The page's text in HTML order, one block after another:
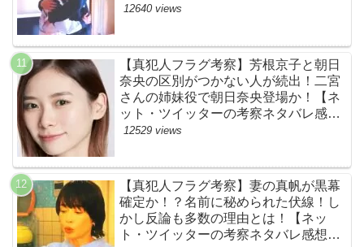
スト・スッキリ・BE:FIRST・ビーフ
12640 views
【真犯人フラグ考察】芳根京子と朝日
奈央の区別がつかない人が続出！二宮
さんの姉妹役で朝日奈央登場か！【ネ
ット・ツイッターの考察ネタバレ感想
評価評判あらすじ原作犯人キャスト黒
12529 views
【真犯人フラグ考察】妻の真帆が黒幕
確定か！？名前に秘められた伏線！し
かし反論も多数の理由とは！【ネッ
ト・ツイッターの考察ネタバレ感想評